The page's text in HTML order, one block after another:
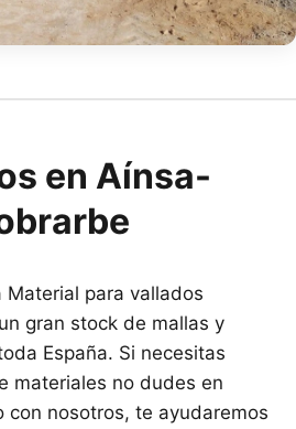
en Aínsa-
Material para vallados
gran stock de mallas y
España. Si necesitas
materiales no dudes en
con nosotros, te ayudaremos